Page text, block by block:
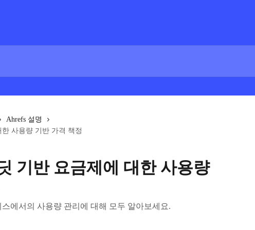
Ahrefs 설명
사용량 기반 가격 책정
기반 요금제에 대한 사용량
에서의 사용량 관리에 대해 모두 알아보세요.